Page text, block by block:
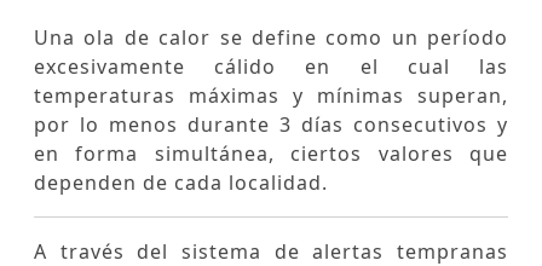
Una ola de calor se define como un período
excesivamente cálido en el cual las
temperaturas máximas y mínimas superan,
por lo menos durante 3 días consecutivos y
en forma simultánea, ciertos valores que
dependen de cada localidad.
A través del sistema de alertas tempranas